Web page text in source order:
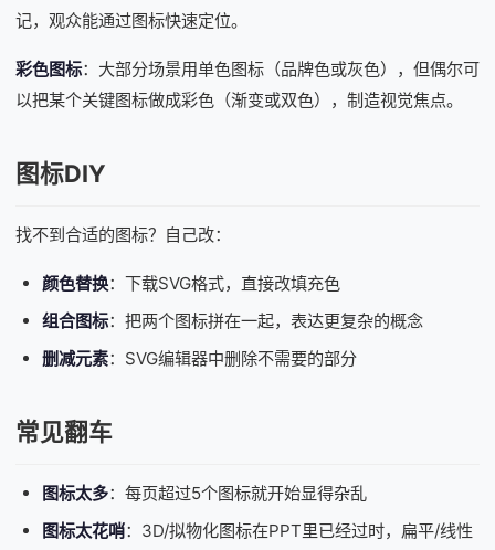
记，观众能通过图标快速定位。
彩色图标：大部分场景用单色图标（品牌色或灰色），但偶尔可
以把某个关键图标做成彩色（渐变或双色），制造视觉焦点。
图标DIY
找不到合适的图标？自己改：
颜色替换：下载SVG格式，直接改填充色
组合图标：把两个图标拼在一起，表达更复杂的概念
删减元素：SVG编辑器中删除不需要的部分
常见翻车
图标太多：每页超过5个图标就开始显得杂乱
图标太花哨：3D/拟物化图标在PPT里已经过时，扁平/线性